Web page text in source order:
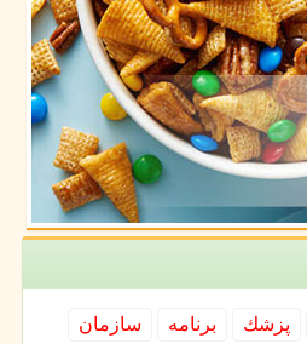
پزشك برنامه
سازمان